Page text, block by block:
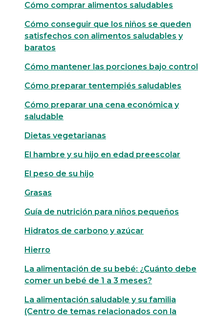
Cómo comprar alimentos saludables
Cómo conseguir que los niños se queden
satisfechos con alimentos saludables y
baratos
Cómo mantener las porciones bajo control
Cómo preparar tentempiés saludables
Cómo preparar una cena económica y
saludable
Dietas vegetarianas
El hambre y su hijo en edad preescolar
El peso de su hijo
Grasas
Guía de nutrición para niños pequeños
Hidratos de carbono y azúcar
Hierro
La alimentación de su bebé: ¿Cuánto debe
comer un bebé de 1 a 3 meses?
La alimentación saludable y su familia
(Centro de temas relacionados con la